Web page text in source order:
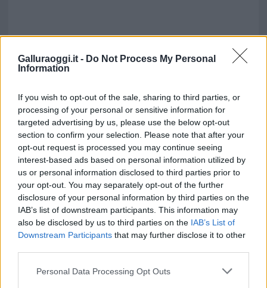
Galluraoggi.it - Do Not Process My Personal
Information
If you wish to opt-out of the sale, sharing to third parties, or
processing of your personal or sensitive information for
targeted advertising by us, please use the below opt-out
section to confirm your selection. Please note that after your
opt-out request is processed you may continue seeing
interest-based ads based on personal information utilized by
us or personal information disclosed to third parties prior to
your opt-out. You may separately opt-out of the further
disclosure of your personal information by third parties on the
IAB’s list of downstream participants. This information may
also be disclosed by us to third parties on the IAB’s List of
Downstream Participants that may further disclose it to other
Please note that this website/app uses one or more Google
Personal Data Processing Opt Outs
NECROLOGIE
Mario Malu
Paolo Pinna
Martina Agostina Diturco